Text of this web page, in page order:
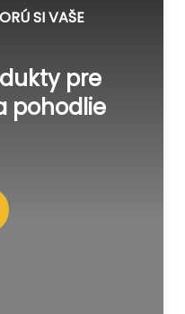
SI VAŠE
pre
pohodlie